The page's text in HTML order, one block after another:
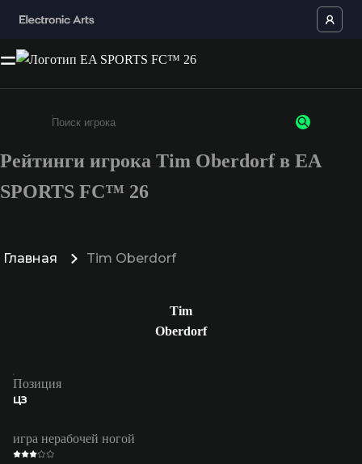
Введите не менее 3 символов или цифр
Рейтинги игрока Tim Oberdorf в EA
SPORTS FC™ 26
Главная Tim Oberdorf
Tim
Oberdorf
Позиция
ЦЗ
игра нерабочей ногой